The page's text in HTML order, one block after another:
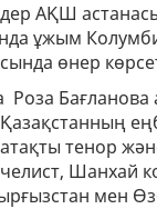
АҚШ
ұжым
өнер
Бағланова
тенор
Шанхай
мен